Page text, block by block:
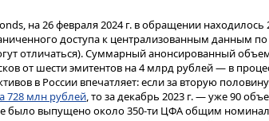
агентства «Эксперт РА», указала Галиева,
период создает риск существенного истощения
особенно для закредитованных компаний, которым
приближения срока погашений/оферт по долгам
СовкомбанкаАндрей Оснособъяснил, какие
— не только повышение ключевой ставки, но и
стоимости фондирования банков, основных
на 26 февраля 2024 г. в обращении находилось
доступа к централизованным данным
отличаться). Суммарный анонсированный
от шести эмитентов на 4 млрд рублей — в
в России впечатляет: если за вторую
728 млн рублей , то за декабрь 2023 г. — уже 90
было выпущено около 350-ти ЦФА общим